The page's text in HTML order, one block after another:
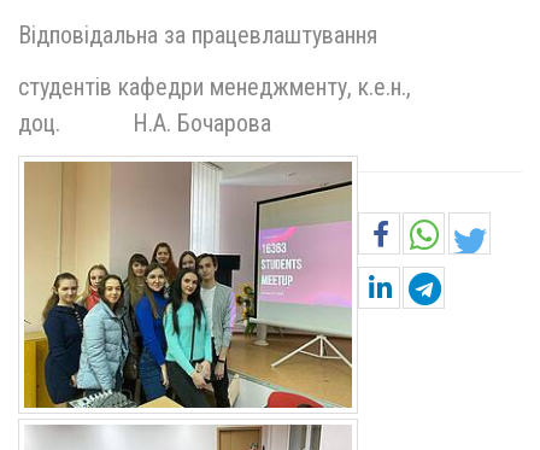
Відповідальна за працевлаштування
студентів кафедри менеджменту, к.е.н.,
доц. Н.А. Бочарова